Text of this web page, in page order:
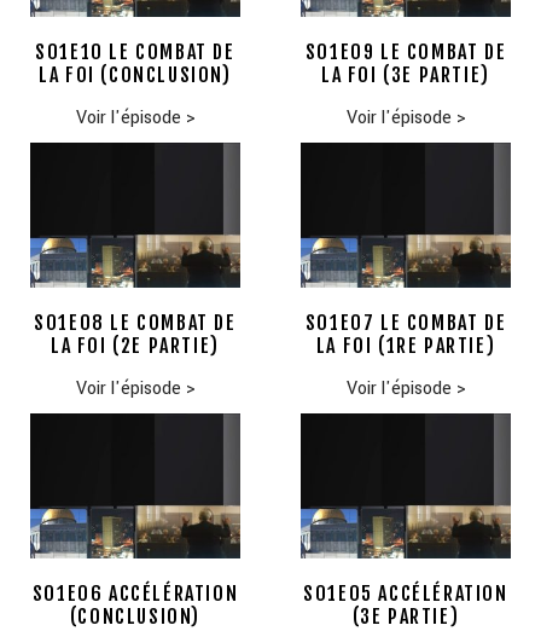
S01E10 LE COMBAT DE
LA FOI (CONCLUSION)
Voir l'épisode >
S01E09 LE COMBAT DE
LA FOI (3E PARTIE)
Voir l'épisode >
S01E08 LE COMBAT DE
LA FOI (2E PARTIE)
Voir l'épisode >
S01E07 LE COMBAT DE
LA FOI (1RE PARTIE)
Voir l'épisode >
S01E06 ACCÉLÉRATION
(CONCLUSION)
S01E05 ACCÉLÉRATION
(3E PARTIE)